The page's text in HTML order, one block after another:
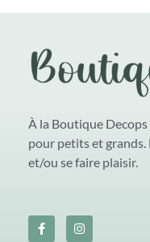
À la Boutique
pour petits et
et/ou se faire plaisir.